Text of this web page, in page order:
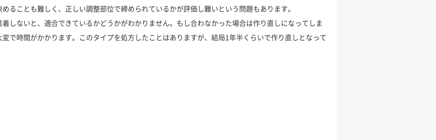
ることも難しく、正しい調整部位で締められているかが評価し難いという問題もあります。
しないと、適合できているかどうかがわかりません。もし合わなかった場合は作り直しになってしま
で時間がかかります。このタイプを処方したことはありますが、結局1年半くらいで作り直しとなって